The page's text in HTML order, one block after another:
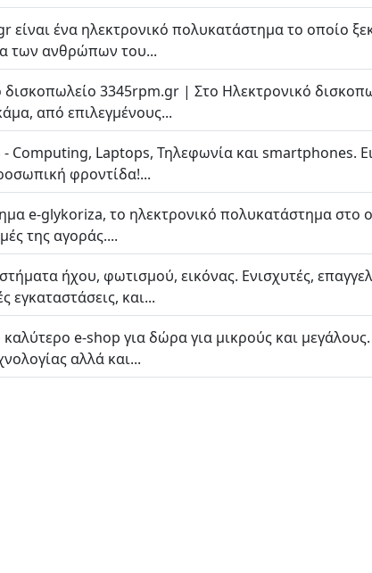
είναι ένα ηλεκτρονικό πολυκατάστημα το οποίο
των ανθρώπων του...
δισκοπωλείο 3345rpm.gr | Στο Ηλεκτρονικό
από επιλεγμένους...
- Computing, Laptops, Τηλεφωνία και smartphones.
φροντίδα!...
e-glykoriza, το ηλεκτρονικό πολυκατάστημα στο
της αγοράς....
ήχου, φωτισμού, εικόνας. Ενισχυτές,
εγκαταστάσεις, και...
e-shop για δώρα για μικρούς και
αλλά και...